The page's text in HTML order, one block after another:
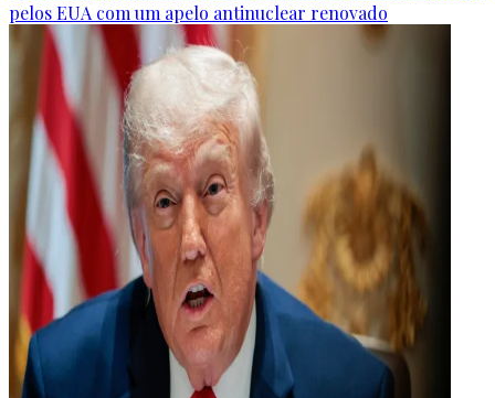
pelos EUA com um apelo antinuclear renovado